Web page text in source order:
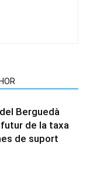
Berguedà
de la taxa
de suport